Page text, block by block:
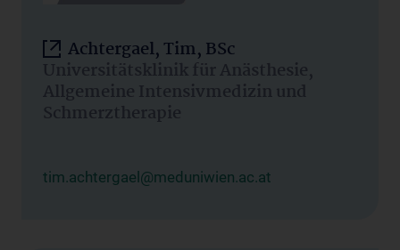
Achtergael, Tim, BSc
Universitätsklinik für Anästhesie,
Allgemeine Intensivmedizin und
Schmerztherapie
tim.achtergael@meduniwien.ac.at